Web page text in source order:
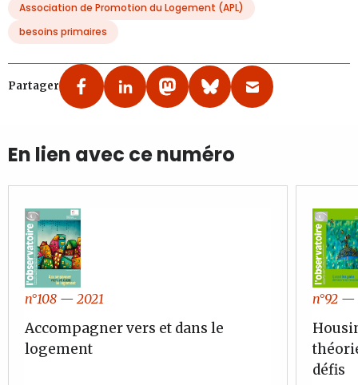
Association de Promotion du Logement (APL)
besoins primaires
Partager
En lien avec ce numéro
n°108 — 2021
Accompagner vers et dans le
logement
n°92 —
défis